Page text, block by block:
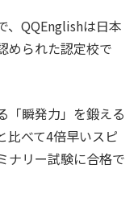
、QQEnglishは日本
められた認定校で
「瞬発力」を鍛える
比べて4倍早いスピ
ナリー試験に合格で